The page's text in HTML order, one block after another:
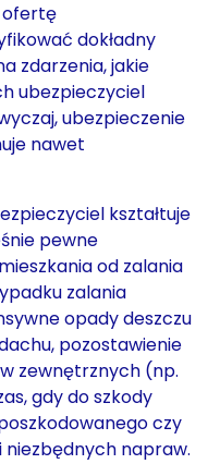
ofertę
dokładny
zdarzenia, jakie
ubezpieczyciel
ubezpieczenie
nawet
kształtuje
pewne
od zalania
zalania
opady deszczu
pozostawienie
zewnętrznych (np.
gdy do szkody
czy
niezbędnych napraw.